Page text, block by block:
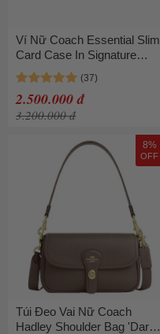
Ví Nữ Coach Essential Slim
Card Case In Signature
Canvas CR542 Màu Hồng
2.500.000 đ
3.200.000 đ
8%
OFF
Túi Đeo Vai Nữ Coach
Hadley Shoulder Bag 'Dark